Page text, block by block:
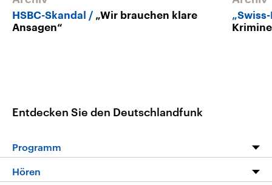
HSBC-Skandal
„Wir brauchen klare
Ansagen“
Entdecken Sie den Deutschlandfunk
Programm
Programm
Hören